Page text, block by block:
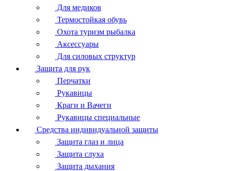
Для медиков
Термостойкая обувь
Охота туризм рыбалка
Аксессуары
Для силовых структур
Защита для рук
Перчатки
Рукавицы
Краги и Вачеги
Рукавицы специальные
Средства индивидуальной защиты
Защита глаз и лица
Защита слуха
Защита дыхания